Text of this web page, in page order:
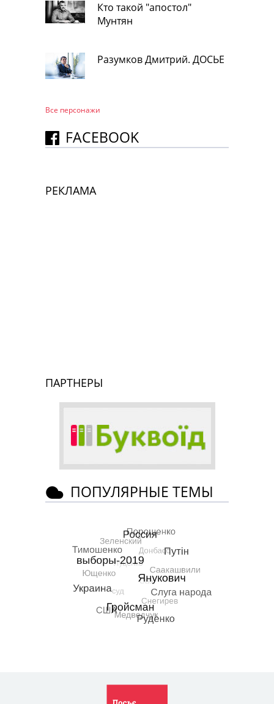
Кто такой "апостол"
Мунтян
Разумков Дмитрий. ДОСЬЕ
Все персонажи
FACEBOOK
РЕКЛАМА
ПАРТНЕРЫ
ПОПУЛЯРНЫЕ ТЕМЫ